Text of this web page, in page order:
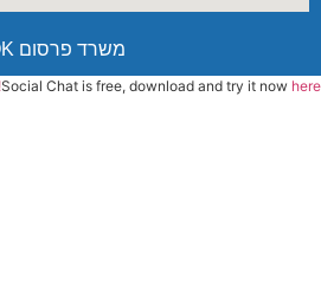
משרד פרסום OK
Social Chat is free, download and try it now here!